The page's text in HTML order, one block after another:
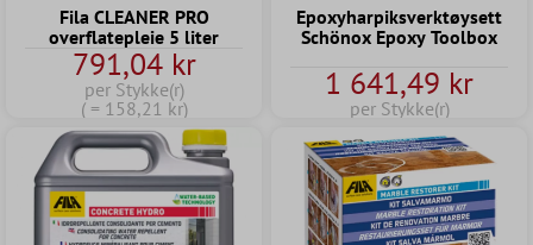
Fila CLEANER PRO
overflatepleie 5 liter
791,04 kr
per Stykke(r)
( = 158,21 kr)
Epoxyharpiksverktøysett
Schönox Epoxy Toolbox
1 641,49 kr
per Stykke(r)